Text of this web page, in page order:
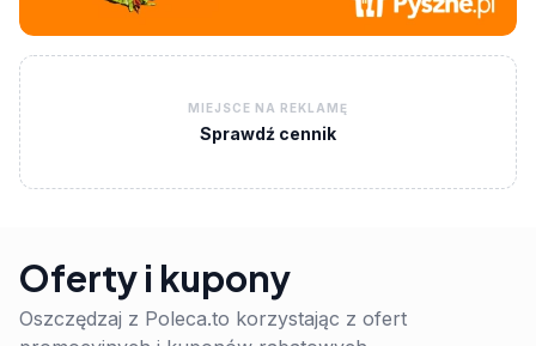
MIEJSCE NA REKLAMĘ
Sprawdź cennik
Oferty i kupony
Oszczędzaj z Poleca.to korzystając z ofert